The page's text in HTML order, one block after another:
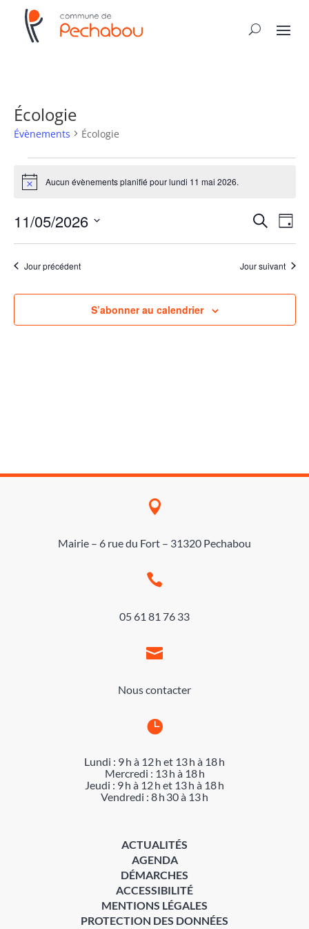
Écologie
Évènements Écologie
Évènements
for
11
mai
2026
Notice Aucun évènements planifié pour lundi 11 mai 2026.
et
de
vues
Recherche
de
Jour
11/05/2026
date.Jour précédent Jour suivant
S’abonner au calendrier

Mairie – 6 rue du Fort – 31320 Pechabou

05 61 81 76 33

Nous contacter

Lundi : 9 h à 12 h et 13 h à 18 h
Mercredi : 13 h à 18 h
Jeudi : 9 h à 12 h et 13 h à 18 h
Vendredi : 8 h 30 à 13 h
ACTUALITÉS
AGENDA
DÉMARCHES
ACCESSIBILITÉ
MENTIONS LÉGALES
PROTECTION DES DONNÉES